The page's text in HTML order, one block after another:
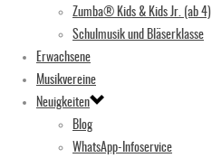
Zumba® Kids & Kids Jr. (ab 4)
Schulmusik und Bläserklasse
Erwachsene
Musikvereine
Neuigkeiten
Blog
WhatsApp-Infoservice